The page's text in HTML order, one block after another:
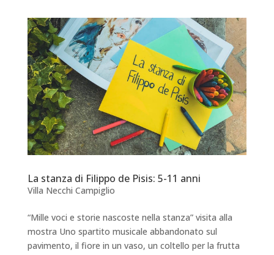
La stanza di Filippo de Pisis: 5-11 anni
Villa Necchi Campiglio
“Mille voci e storie nascoste nella stanza” visita alla
mostra Uno spartito musicale abbandonato sul
pavimento, il fiore in un vaso, un coltello per la frutta